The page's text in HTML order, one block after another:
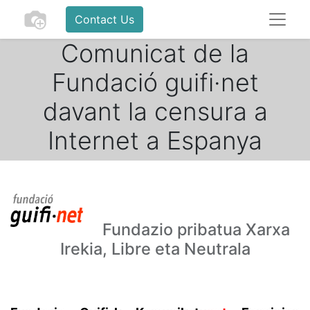
Contact Us
Comunicat de la
Fundació guifi·net
davant la censura a
Internet a Espanya
Fundazio pribatua Xarxa
Irekia, Libre eta Neutrala